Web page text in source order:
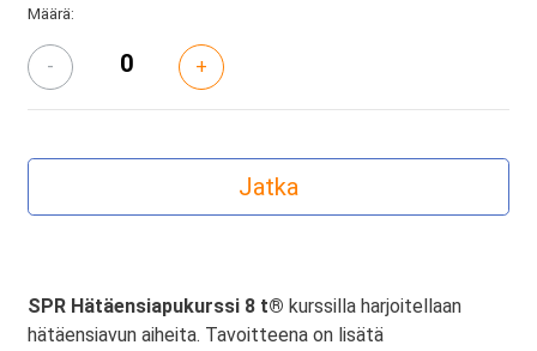
Määrä:
- +
SPR Hätäensiapukurssi 8 t® kurssilla harjoitellaan
hätäensiavun aiheita. Tavoitteena on lisätä